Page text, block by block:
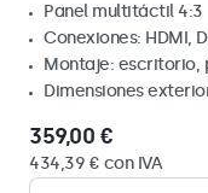
Panel multitáctil 4:3
Conexiones: HDMI,
Montaje: escritorio,
Dimensiones
359,00 €
434,39 € con IVA